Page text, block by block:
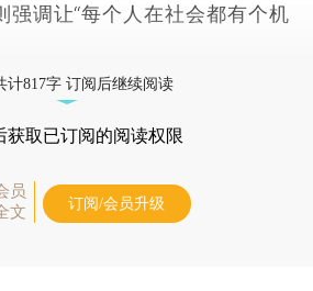
强调让“每个人在社会都有个机
计817字 订阅后继续阅读
获取已订阅的阅读权限
员
文
订阅/会员升级